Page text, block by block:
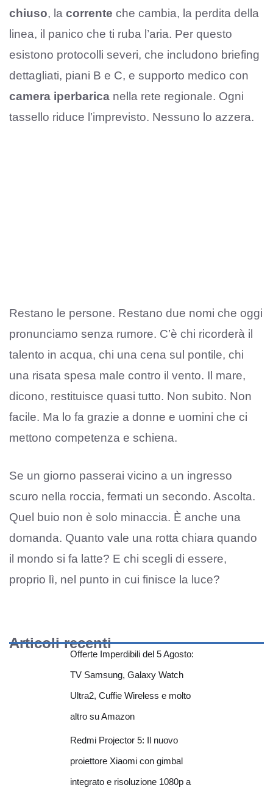
chiuso, la corrente che cambia, la perdita della
linea, il panico che ti ruba l’aria. Per questo
esistono protocolli severi, che includono briefing
dettagliati, piani B e C, e supporto medico con
camera iperbarica nella rete regionale. Ogni
tassello riduce l’imprevisto. Nessuno lo azzera.
Restano le persone. Restano due nomi che oggi
pronunciamo senza rumore. C’è chi ricorderà il
talento in acqua, chi una cena sul pontile, chi
una risata spesa male contro il vento. Il mare,
dicono, restituisce quasi tutto. Non subito. Non
facile. Ma lo fa grazie a donne e uomini che ci
mettono competenza e schiena.
Se un giorno passerai vicino a un ingresso
scuro nella roccia, fermati un secondo. Ascolta.
Quel buio non è solo minaccia. È anche una
domanda. Quanto vale una rotta chiara quando
il mondo si fa latte? E chi scegli di essere,
proprio lì, nel punto in cui finisce la luce?
Articoli recenti
Offerte Imperdibili del 5 Agosto:
TV Samsung, Galaxy Watch
Ultra2, Cuffie Wireless e molto
altro su Amazon
Redmi Projector 5: Il nuovo
proiettore Xiaomi con gimbal
integrato e risoluzione 1080p a